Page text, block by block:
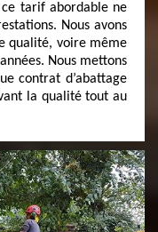
tarif abordable ne
Nous avons
qualité, voire même
Nous mettons
contrat d’abattage
la qualité tout au